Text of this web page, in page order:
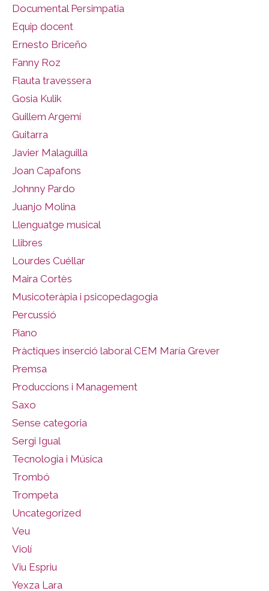
Documental Persimpatia
Equip docent
Ernesto Briceño
Fanny Roz
Flauta travessera
Gosia Kulik
Guillem Argemí
Guitarra
Javier Malaguilla
Joan Capafons
Johnny Pardo
Juanjo Molina
Llenguatge musical
Llibres
Lourdes Cuéllar
Maira Cortès
Musicoteràpia i psicopedagogia
Percussió
Piano
Pràctiques inserció laboral CEM María Grever
Premsa
Produccions i Management
Saxo
Sense categoria
Sergi Igual
Tecnologia i Música
Trombó
Trompeta
Uncategorized
Veu
Violí
Viu Espriu
Yexza Lara